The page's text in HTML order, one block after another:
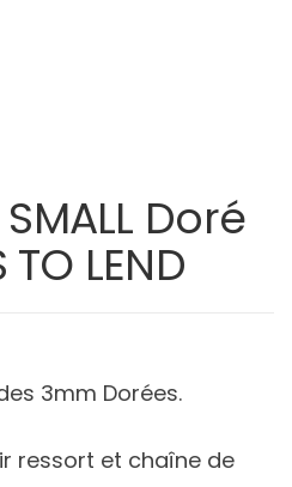
Doré
TO LEND
3mm Dorées.
ressort et chaîne de